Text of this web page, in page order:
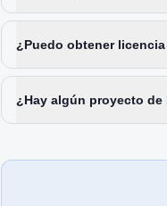
¿Puedo obtener
¿Hay algún proyecto